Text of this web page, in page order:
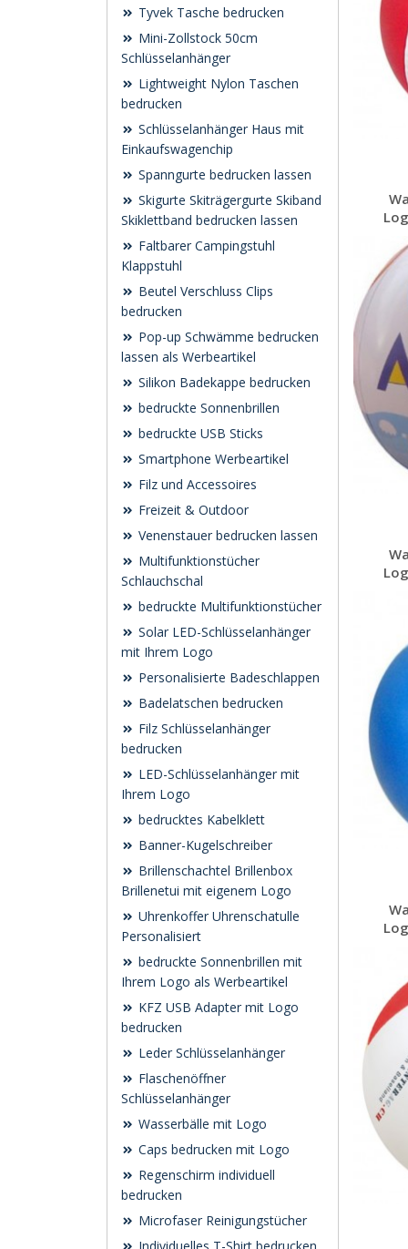
Tyvek Tasche bedrucken
Mini-Zollstock 50cm
Schlüsselanhänger
Lightweight Nylon Taschen
bedrucken
Schlüsselanhänger Haus mit
Einkaufswagenchip
Spanngurte bedrucken lassen
Skigurte Skiträgergurte Skiband
Skiklettband bedrucken lassen
Faltbarer Campingstuhl
Klappstuhl
Beutel Verschluss Clips
bedrucken
Pop-up Schwämme bedrucken
lassen als Werbeartikel
Silikon Badekappe bedrucken
bedruckte Sonnenbrillen
bedruckte USB Sticks
Smartphone Werbeartikel
Filz und Accessoires
Freizeit & Outdoor
Venenstauer bedrucken lassen
Multifunktionstücher
Schlauchschal
bedruckte Multifunktionstücher
Solar LED-Schlüsselanhänger
mit Ihrem Logo
Personalisierte Badeschlappen
Badelatschen bedrucken
Filz Schlüsselanhänger
bedrucken
LED-Schlüsselanhänger mit
Ihrem Logo
bedrucktes Kabelklett
Banner-Kugelschreiber
Brillenschachtel Brillenbox
Brillenetui mit eigenem Logo
Uhrenkoffer Uhrenschatulle
Personalisiert
bedruckte Sonnenbrillen mit
Ihrem Logo als Werbeartikel
KFZ USB Adapter mit Logo
bedrucken
Leder Schlüsselanhänger
Flaschenöffner
Schlüsselanhänger
Wasserbälle mit Logo
Caps bedrucken mit Logo
Regenschirm individuell
bedrucken
Microfaser Reinigungstücher